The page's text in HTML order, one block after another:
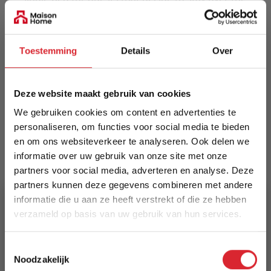
Toestemming Details Over
Deze website maakt gebruik van cookies
We gebruiken cookies om content en advertenties te
personaliseren, om functies voor social media te bieden
en om ons websiteverkeer te analyseren. Ook delen we
informatie over uw gebruik van onze site met onze
partners voor social media, adverteren en analyse. Deze
partners kunnen deze gegevens combineren met andere
informatie die u aan ze heeft verstrekt of die ze hebben
verzameld op basis van uw gebruik van hun services.
Noodzakelijk
night.
Meer informatie
Merk
Innovation Living
EAN
5700110946544
Prijs
€ 1.015,00
Levertijd